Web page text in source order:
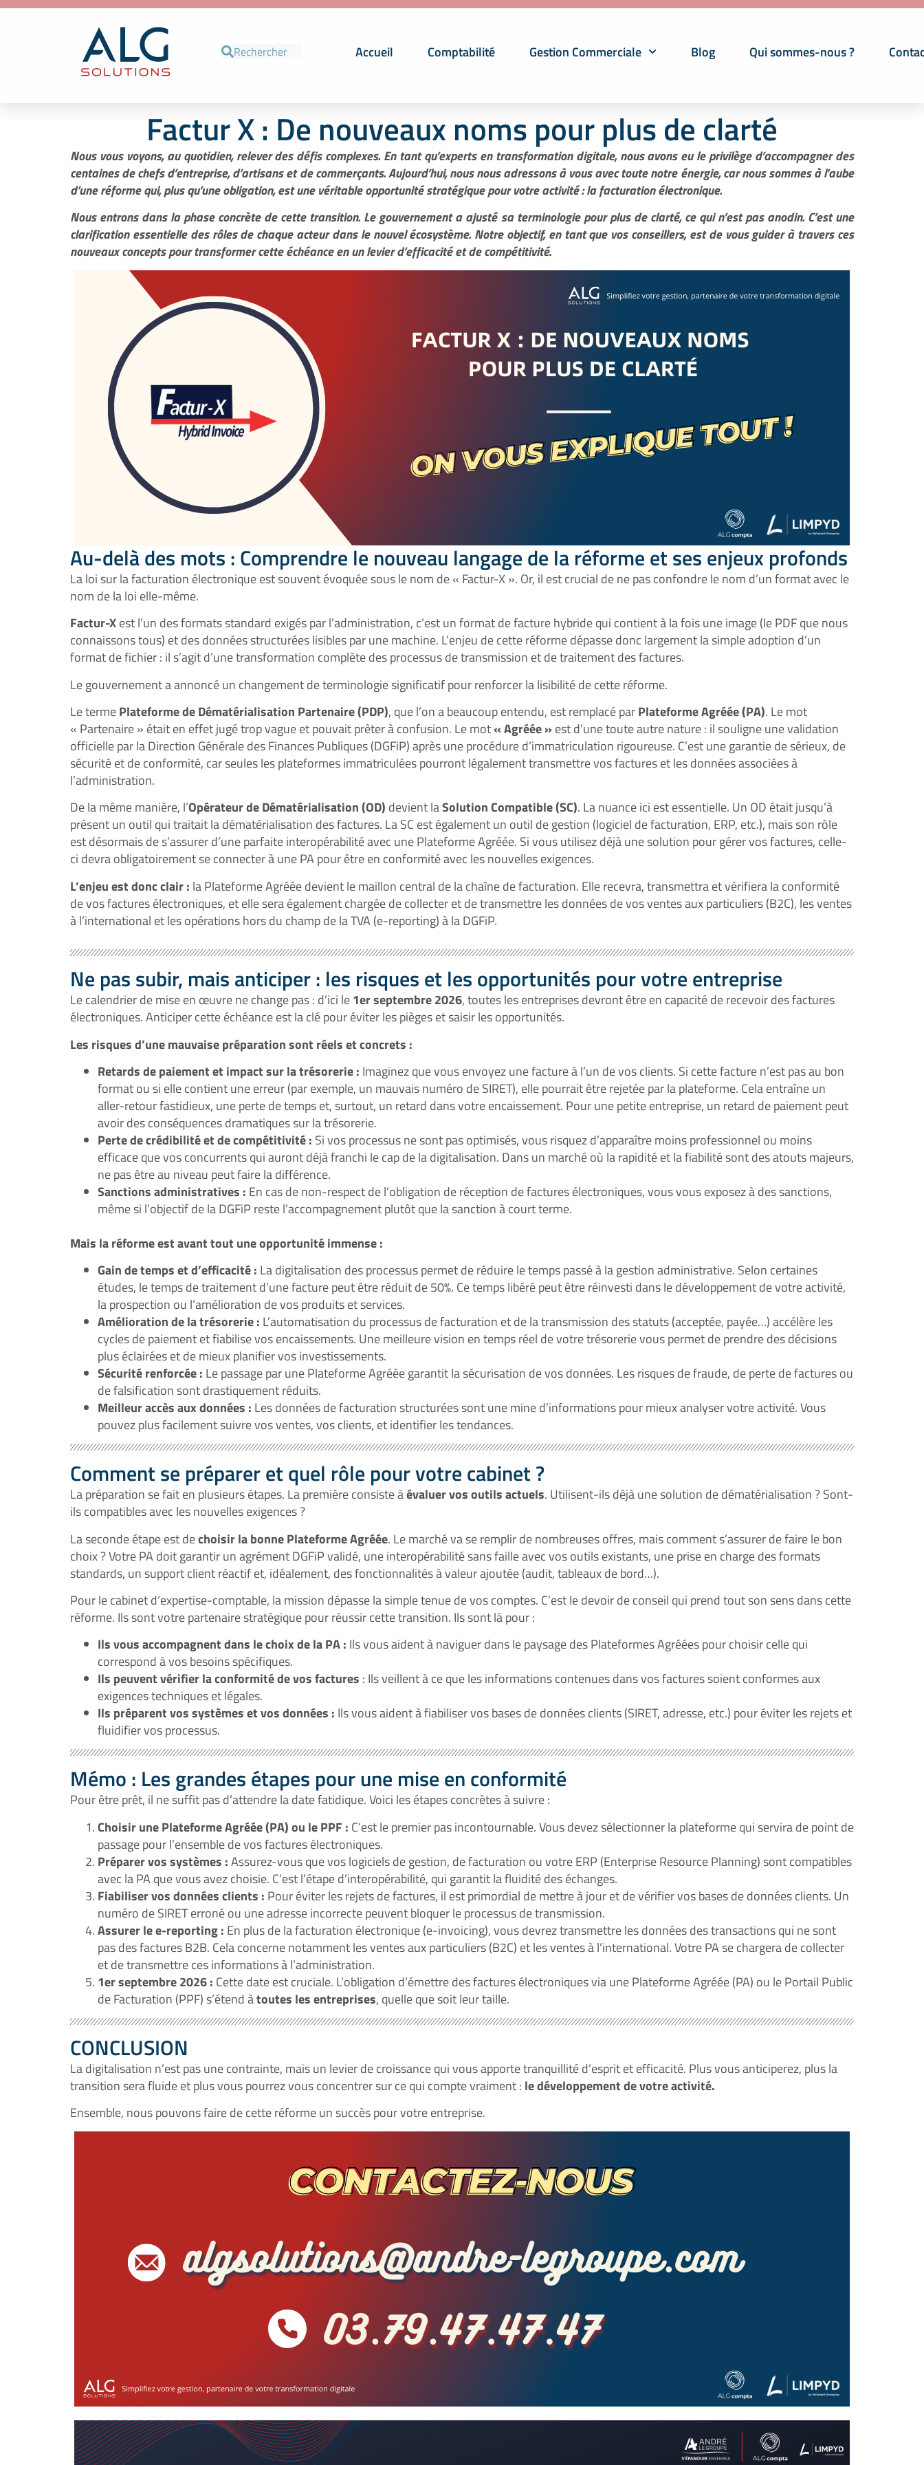
Accueil Comptabilité Gestion Commerciale Blog Qui sommes-nous ?
Factur X : De nouveaux noms pour plus de clarté
Nous vous voyons, au quotidien, relever des défis complexes. En tant qu’experts en transformation digitale, nous avons eu le privilège d’accompagner des
centaines de chefs d’entreprise, d’artisans et de commerçants. Aujourd’hui, nous nous adressons à vous avec toute notre énergie, car nous sommes à l’aube
d’une réforme qui, plus qu’une obligation, est une véritable opportunité stratégique pour votre activité : la facturation électronique.
Nous entrons dans la phase concrète de cette transition. Le gouvernement a ajusté sa terminologie pour plus de clarté, ce qui n’est pas anodin. C’est une
clarification essentielle des rôles de chaque acteur dans le nouvel écosystème. Notre objectif, en tant que vos conseillers, est de vous guider à travers ces
nouveaux concepts pour transformer cette échéance en un levier d’efficacité et de compétitivité.
Au-delà des mots : Comprendre le nouveau langage de la réforme et ses enjeux profonds
La loi sur la facturation électronique est souvent évoquée sous le nom de « Factur-X ». Or, il est crucial de ne pas confondre le nom d’un format avec le
nom de la loi elle-même.
Factur-Xest l’un des formats standard exigés par l’administration, c’est un format de facture hybride qui contient à la fois une image (le PDF que nous
connaissons tous) et des données structurées lisibles par une machine. L’enjeu de cette réforme dépasse donc largement la simple adoption d’un
format de fichier : il s’agit d’une transformation complète des processus de transmission et de traitement des factures.
Le gouvernement a annoncé un changement de terminologie significatif pour renforcer la lisibilité de cette réforme.
Le termePlateforme de Dématérialisation Partenaire (PDP), que l’on a beaucoup entendu, est remplacé parPlateforme Agréée (PA). Le mot
« Partenaire » était en effet jugé trop vague et pouvait prêter à confusion. Le mot« Agréée » est d’une toute autre nature : il souligne une validation
officielle par la Direction Générale des Finances Publiques (DGFiP) après une procédure d’immatriculation rigoureuse. C’est une garantie de sérieux, de
sécurité et de conformité, car seules les plateformes immatriculées pourront légalement transmettre vos factures et les données associées à
l’administration.
De la même manière, l’Opérateur de Dématérialisation (OD) devient laSolution Compatible (SC). La nuance ici est essentielle. Un OD était jusqu’à
présent un outil qui traitait la dématérialisation des factures. La SC est également un outil de gestion (logiciel de facturation, ERP, etc.), mais son rôle
est désormais de s’assurer d’une parfaite interopérabilité avec une Plateforme Agréée. Si vous utilisez déjà une solution pour gérer vos factures, celle-
ci devra obligatoirement se connecter à une PA pour être en conformité avec les nouvelles exigences.
L’enjeu est donc clair : la Plateforme Agréée devient le maillon central de la chaîne de facturation. Elle recevra, transmettra et vérifiera la conformité
de vos factures électroniques, et elle sera également chargée de collecter et de transmettre les données de vos ventes aux particuliers (B2C), les ventes
à l’international et les opérations hors du champ de la TVA (e-reporting) à la DGFiP.
Ne pas subir, mais anticiper : les risques et les opportunités pour votre entreprise
Le calendrier de mise en œuvre ne change pas : d’ici le1er septembre 2026, toutes les entreprises devront être en capacité de recevoir des factures
électroniques. Anticiper cette échéance est la clé pour éviter les pièges et saisir les opportunités.
Les risques d’une mauvaise préparation sont réels et concrets :
Retards de paiement et impact sur la trésorerie : Imaginez que vous envoyez une facture à l’un de vos clients. Si cette facture n’est pas au bon
format ou si elle contient une erreur (par exemple, un mauvais numéro de SIRET), elle pourrait être rejetée par la plateforme. Cela entraîne un
aller-retour fastidieux, une perte de temps et, surtout, un retard dans votre encaissement. Pour une petite entreprise, un retard de paiement peut
avoir des conséquences dramatiques sur la trésorerie.
Perte de crédibilité et de compétitivité : Si vos processus ne sont pas optimisés, vous risquez d’apparaître moins professionnel ou moins
efficace que vos concurrents qui auront déjà franchi le cap de la digitalisation. Dans un marché où la rapidité et la fiabilité sont des atouts majeurs,
ne pas être au niveau peut faire la différence.
Sanctions administratives : En cas de non-respect de l’obligation de réception de factures électroniques, vous vous exposez à des sanctions,
même si l’objectif de la DGFiP reste l’accompagnement plutôt que la sanction à court terme.
Mais la réforme est avant tout une opportunité immense :
Gain de temps et d’efficacité : La digitalisation des processus permet de réduire le temps passé à la gestion administrative. Selon certaines
études, le temps de traitement d’une facture peut être réduit de 50%. Ce temps libéré peut être réinvesti dans le développement de votre activité,
la prospection ou l’amélioration de vos produits et services.
Amélioration de la trésorerie : L’automatisation du processus de facturation et de la transmission des statuts (acceptée, payée…) accélère les
cycles de paiement et fiabilise vos encaissements. Une meilleure vision en temps réel de votre trésorerie vous permet de prendre des décisions
plus éclairées et de mieux planifier vos investissements.
Sécurité renforcée : Le passage par une Plateforme Agréée garantit la sécurisation de vos données. Les risques de fraude, de perte de factures ou
de falsification sont drastiquement réduits.
Meilleur accès aux données : Les données de facturation structurées sont une mine d’informations pour mieux analyser votre activité. Vous
pouvez plus facilement suivre vos ventes, vos clients, et identifier les tendances.
Comment se préparer et quel rôle pour votre cabinet ?
La préparation se fait en plusieurs étapes. La première consiste àévaluer vos outils actuels. Utilisent-ils déjà une solution de dématérialisation ? Sont-
ils compatibles avec les nouvelles exigences ?
La seconde étape est dechoisir la bonne Plateforme Agréée. Le marché va se remplir de nombreuses offres, mais comment s’assurer de faire le bon
choix ? Votre PA doit garantir un agrément DGFiP validé, une interopérabilité sans faille avec vos outils existants, une prise en charge des formats
standards, un support client réactif et, idéalement, des fonctionnalités à valeur ajoutée (audit, tableaux de bord…).
Pour le cabinet d’expertise-comptable, la mission dépasse la simple tenue de vos comptes. C’est le devoir de conseil qui prend tout son sens dans cette
réforme. Ils sont votre partenaire stratégique pour réussir cette transition. Ils sont là pour :
Ils vous accompagnent dans le choix de la PA : Ils vous aident à naviguer dans le paysage des Plateformes Agréées pour choisir celle qui
correspond à vos besoins spécifiques.
Ils peuvent vérifier la conformité de vos factures : Ils veillent à ce que les informations contenues dans vos factures soient conformes aux
exigences techniques et légales.
Ils préparent vos systèmes et vos données : Ils vous aident à fiabiliser vos bases de données clients (SIRET, adresse, etc.) pour éviter les rejets et
fluidifier vos processus.
Mémo : Les grandes étapes pour une mise en conformité
Pour être prêt, il ne suffit pas d’attendre la date fatidique. Voici les étapes concrètes à suivre :
Choisir une Plateforme Agréée (PA) ou le PPF : C’est le premier pas incontournable. Vous devez sélectionner la plateforme qui servira de point de
passage pour l’ensemble de vos factures électroniques.
Préparer vos systèmes :Assurez-vous que vos logiciels de gestion, de facturation ou votre ERP (Enterprise Resource Planning) sont compatibles
avec la PA que vous avez choisie. C’est l’étape d’interopérabilité, qui garantit la fluidité des échanges.
Fiabiliser vos données clients : Pour éviter les rejets de factures, il est primordial de mettre à jour et de vérifier vos bases de données clients. Un
numéro de SIRET erroné ou une adresse incorrecte peuvent bloquer le processus de transmission.
Assurer le e-reporting : En plus de la facturation électronique (e-invoicing), vous devrez transmettre les données des transactions qui ne sont
pas des factures B2B. Cela concerne notamment les ventes aux particuliers (B2C) et les ventes à l’international. Votre PA se chargera de collecter
et de transmettre ces informations à l’administration.
1er septembre 2026 : Cette date est cruciale. L’obligation d’émettre des factures électroniques via une Plateforme Agréée (PA) ou le Portail Public
de Facturation (PPF) s’étend àtoutes les entreprises, quelle que soit leur taille.
CONCLUSION
La digitalisation n’est pas une contrainte, mais un levier de croissance qui vous apporte tranquillité d’esprit et efficacité. Plus vous anticiperez, plus la
transition sera fluide et plus vous pourrez vous concentrer sur ce qui compte vraiment : le développement de votre activité.
Ensemble, nous pouvons faire de cette réforme un succès pour votre entreprise.